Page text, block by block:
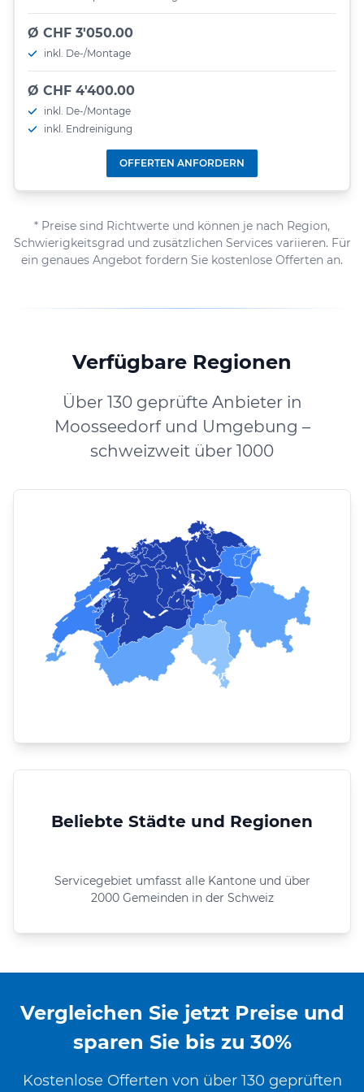
Ø CHF 3'050.00
inkl. De-/Montage
Ø CHF 4'400.00
inkl. De-/Montage
inkl. Endreinigung
OFFERTEN ANFORDERN
* Preise sind Richtwerte und können je nach Region,
Schwierigkeitsgrad und zusätzlichen Services variieren. Für
ein genaues Angebot fordern Sie kostenlose Offerten an.
Verfügbare Regionen
Über 130 geprüfte Anbieter in
Moosseedorf und Umgebung –
schweizweit über 1000
Beliebte Städte und Regionen
Servicegebiet umfasst alle Kantone und über
2000 Gemeinden in der Schweiz
Vergleichen Sie jetzt Preise und
sparen Sie bis zu 30%
Kostenlose Offerten von über 130 geprüften